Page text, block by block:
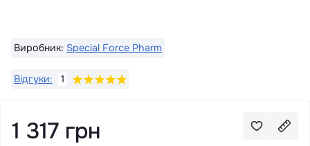
Виробник: Special Force Pharm
Відгуки: 1
1 317 грн